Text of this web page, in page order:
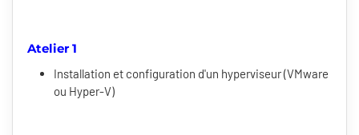
Atelier 1
Installation et configuration d'un hyperviseur (VMware
ou Hyper-V)